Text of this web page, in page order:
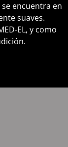
se encuentra en
suaves.
EL, y como